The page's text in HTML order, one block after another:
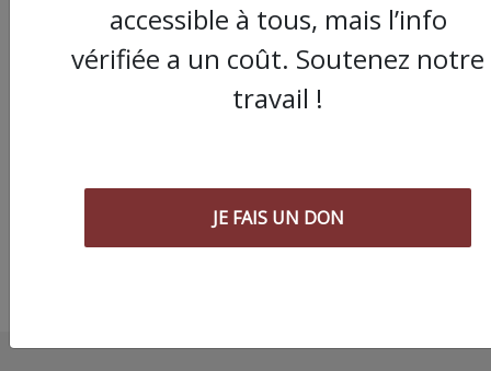
Avec une
dynamique à 1000
personnes, la
accessible à tous, mais l’info
vérifiée a un coût. Soutenez notre
travail !
JE FAIS UN DON